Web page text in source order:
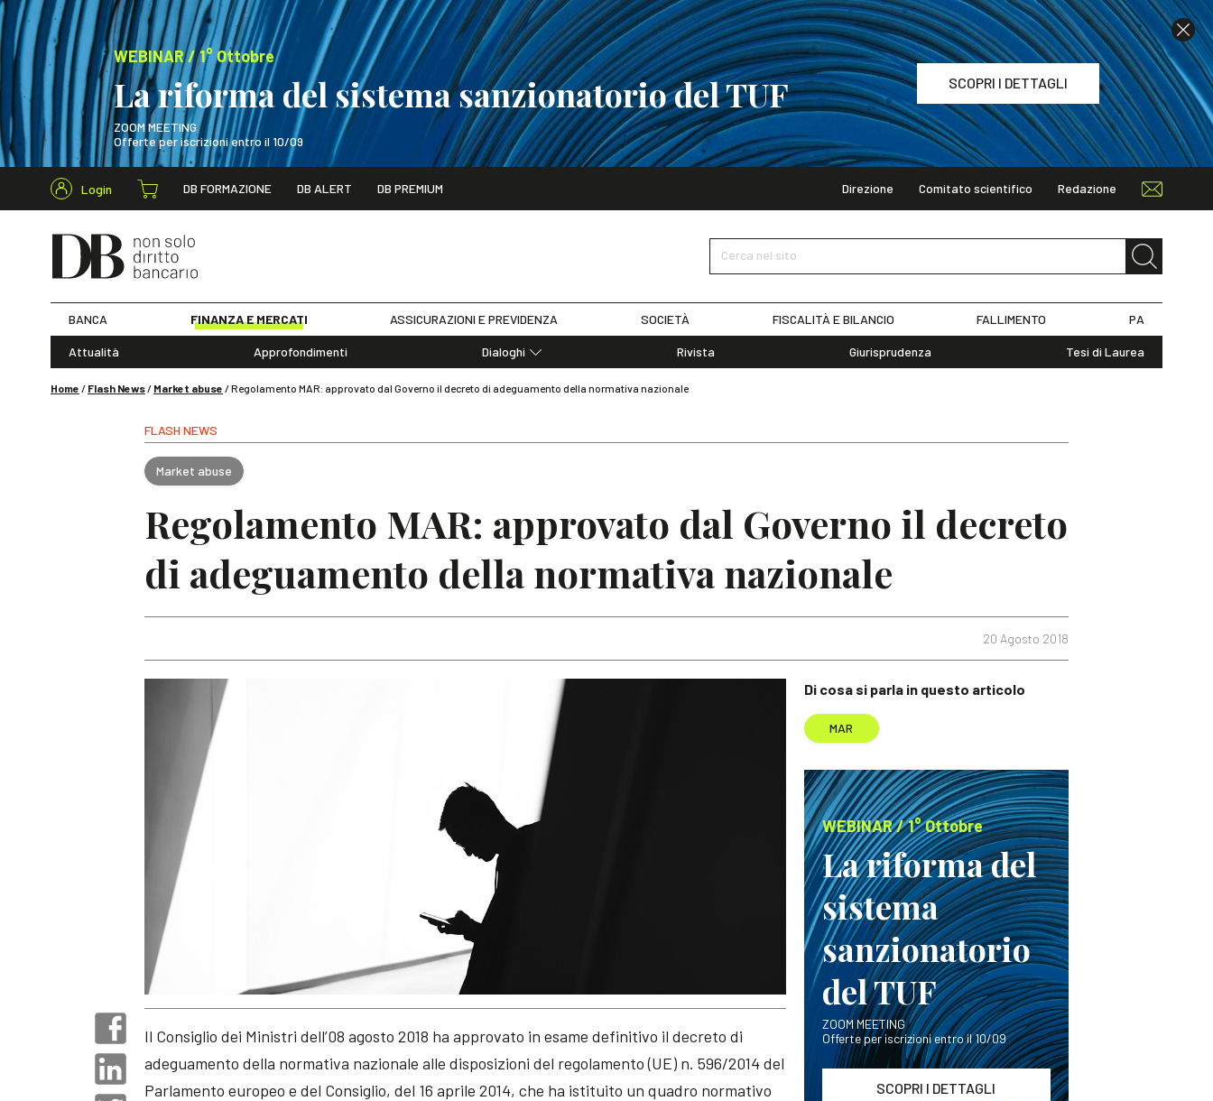
WEBINAR / 1° Ottobre
La riforma del sistema sanzionatorio del TUF
ZOOM MEETING
Offerte per iscrizioni entro il 10/09
SCOPRI I DETTAGLI
WEBINAR / 1° Ottobre
Login DB FORMAZIONE DB ALERT DB PREMIUM Direzione Comitato scientifico Redazione
Cerca nel sito
BANCA FINANZA E MERCATI ASSICURAZIONI E PREVIDENZA SOCIETÀ FISCALITÀ E BILANCIO FALLIMENTO PA
Attualità Approfondimenti
Dialoghi
Rivista Giurisprudenza Tesi di Laurea
Home / Flash News/ Market abuse /Regolamento MAR: approvato dal Governo il decreto di adeguamento della normativa nazionale
FLASH NEWS
Market abuse
Regolamento MAR: approvato dal Governo il decreto
di adeguamento della normativa nazionale
20 Agosto 2018
Il Consiglio dei Ministri dell’08 agosto 2018 ha approvato in esame definitivo il decreto di
adeguamento della normativa nazionale alle disposizioni del regolamento (UE) n. 596/2014 del
Parlamento europeo e del Consiglio, del 16 aprile 2014, che ha istituito un quadro normativo
Di cosa si parla in questo articolo
MAR
WEBINAR / 1° Ottobre
La riforma del
sistema
sanzionatorio
del TUF
ZOOM MEETING
Offerte per iscrizioni entro il 10/09
SCOPRI I DETTAGLI